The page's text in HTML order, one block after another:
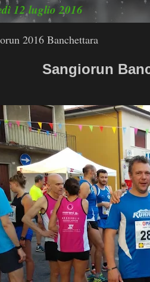
12 luglio 2016
2016 Banchettara